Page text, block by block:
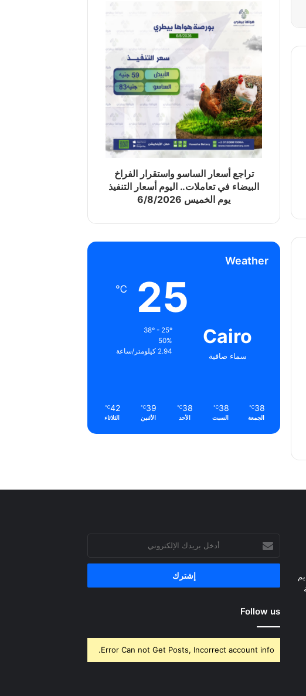
تراجع أسعار الساسو واستقرار الفراخ
البيضاء في تعاملات.. اليوم أسعار التنفيذ
يوم الخميس 6/8/2026
Weather
Cairo
سماء صافية
25
℃
50%
2.94 كيلومتر/ساعة
38
℃
الجمعة
38
℃
السبت
38
℃
الأحد
39
℃
الأثنين
42
℃
الثلاثاء
بريدك
الإلكتروني
Follow us
Error Can not Get Posts, Incorrect account info.